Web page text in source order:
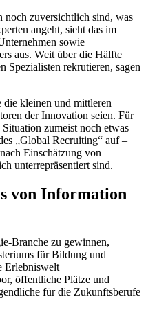
noch zuversichtlich sind, was
angeht, sieht das im
sowie
aus. Weit über die Hälfte
Spezialisten rekrutieren, sagen
die kleinen und mittleren
der Innovation seien. Für
zumeist noch etwas
„Global Recruiting“ auf –
Einschätzung von
unterrepräsentiert sind.
von Information
Branche zu gewinnen,
für Bildung und
Erlebniswelt
öffentliche Plätze und
für die Zukunftsberufe